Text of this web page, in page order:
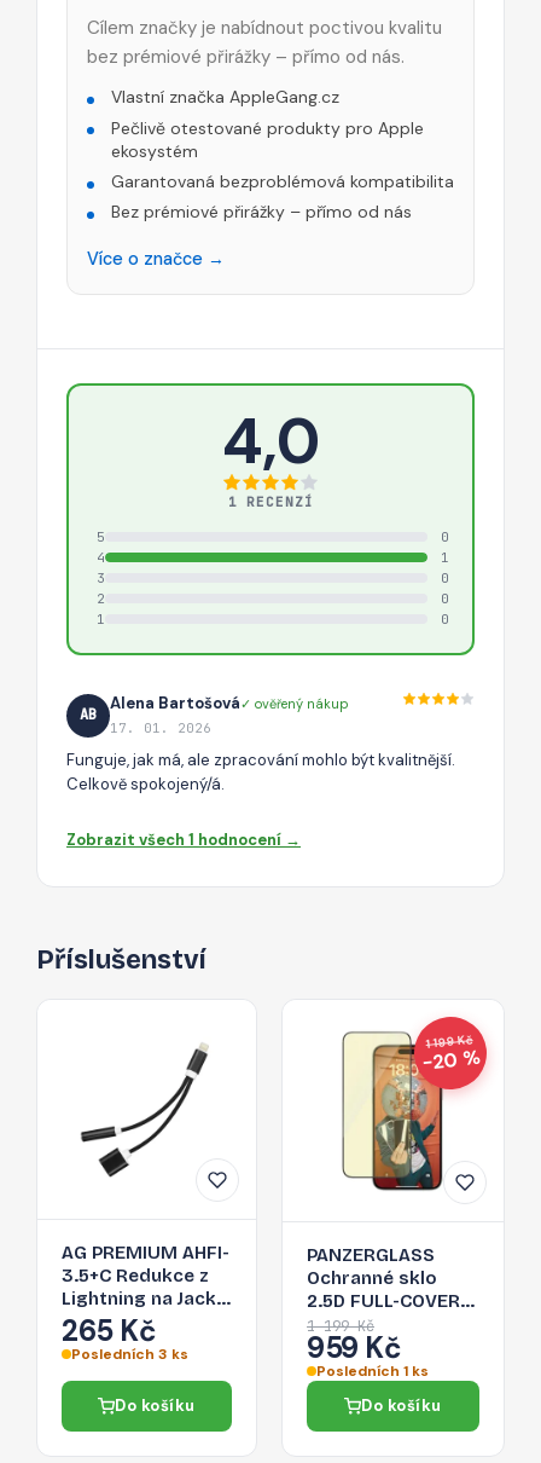
Cílem značky je nabídnout poctivou kvalitu
bez prémiové přirážky – přímo od nás.
Vlastní značka AppleGang.cz
Pečlivě otestované produkty pro Apple
ekosystém
Garantovaná bezproblémová kompatibilita
Bez prémiové přirážky – přímo od nás
Více o značce →
4,0
1 RECENZÍ
5
0
4
1
3
0
2
0
1
0
AB
Alena Bartošová✓ ověřený nákup
17. 01. 2026
Funguje, jak má, ale zpracování mohlo být kvalitnější.
Celkově spokojený/á.
Zobrazit všech 1 hodnocení →
Příslušenství
AG PREMIUM AHFI-
3.5+C Redukce z
Lightning na Jack
3,5/Lightning,
černá
265 Kč
Posledních 3 ks
Do košíku
1 199 Kč
−20 %
PANZERGLASS
Ochranné sklo
2.5D FULL-COVER
0.4mm pro iPhone
15 Plus, EyeCare,
černý rámeček
1 199 Kč
959 Kč
Posledních 1 ks
Do košíku